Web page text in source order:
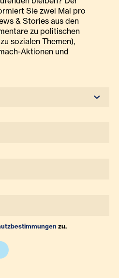
Sie zwei Mal pro
& Stories aus den
zu politischen
sozialen Themen),
Aktionen und
zu.